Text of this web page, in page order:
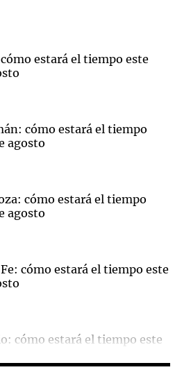
estará el tiempo este
cómo estará el tiempo
agosto
cómo estará el tiempo
agosto
cómo estará el tiempo este
cómo estará el tiempo este